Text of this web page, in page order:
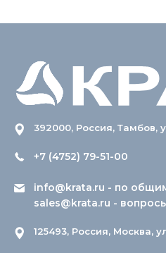
392000, Россия, Тамбов,
+7 (4752) 79-51-00
info@krata.ru - по
sales@krata.ru -
125493, Россия, Москва,